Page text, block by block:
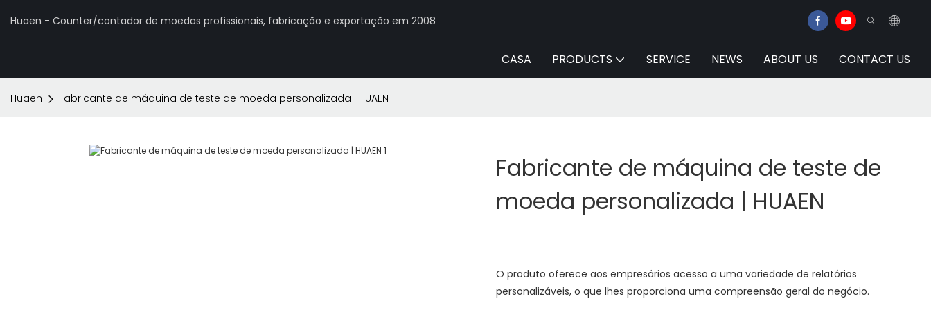
Huaen - Counter/contador de moedas profissionais, fabricação e exportação em 2008
CASA PRODUCTS SERVICE NEWS ABOUT US CONTACT US
Huaen Fabricante de máquina de teste de moeda personalizada | HUAEN
Fabricante de máquina de teste de
moeda personalizada | HUAEN
O produto oferece aos empresários acesso a uma variedade de relatórios
personalizáveis, o que lhes proporciona uma compreensão geral do negócio.